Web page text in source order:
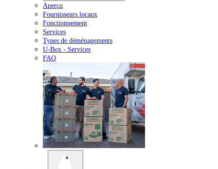
Aperçu
Fournisseurs locaux
Fonctionnement
Services
Types de déménagements
U-Box - Services
FAQ